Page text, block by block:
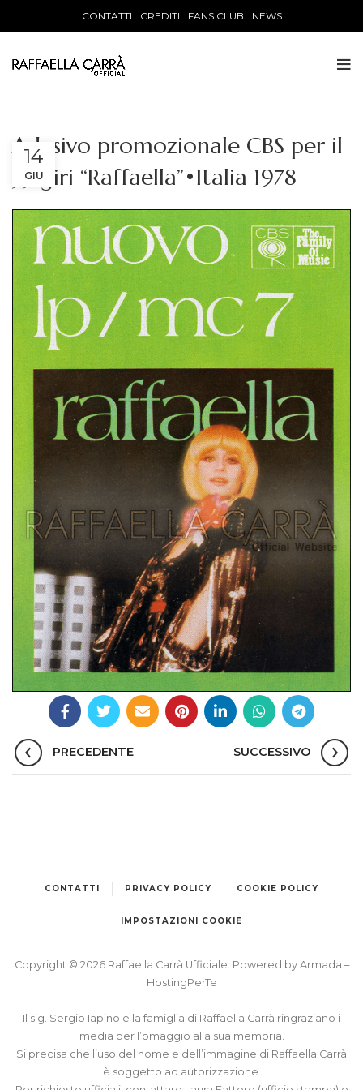
CONTATTI CREDITI FANS CLUB NEWS
Adesivo promozionale CBS per il
33 giri “Raffaella”•Italia 1978
14
GIU
PRECEDENTE SUCCESSIVO
CONTATTI PRIVACY POLICY COOKIE POLICY
IMPOSTAZIONI COOKIE
Copyright © 2026 Raffaella Carrà Ufficiale. Powered by Armada –
HostingPerTe
Il sig. Sergio Iapino e la famiglia di Raffaella Carrà ringraziano i
media per l’omaggio alla sua memoria.
Si precisa che l’uso del nome e dell’immagine di Raffaella Carrà
è soggetto ad autorizzazione.